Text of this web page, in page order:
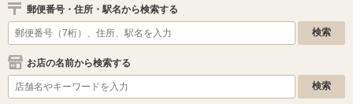
郵便番号・住所・駅名から検索する
お店の名前から検索する